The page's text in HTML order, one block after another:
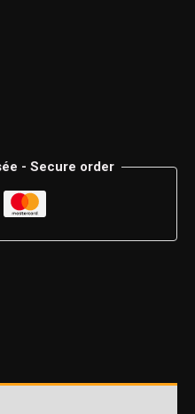
- Secure order